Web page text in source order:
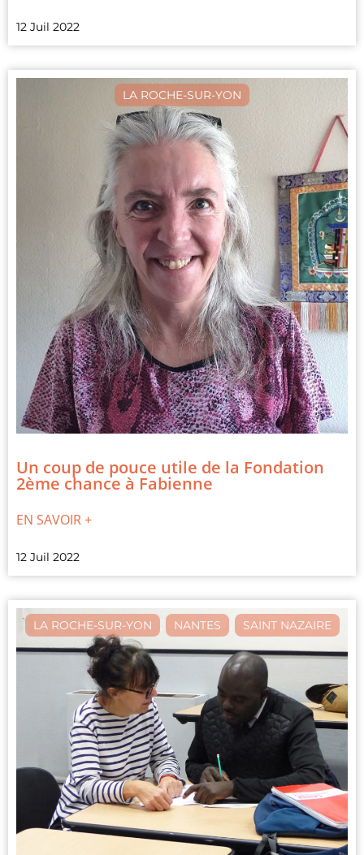
12 Juil 2022
LA ROCHE-SUR-YON
Un coup de pouce utile de la Fondation
2ème chance à Fabienne
EN SAVOIR +
12 Juil 2022
LA ROCHE-SUR-YON NANTES SAINT NAZAIRE